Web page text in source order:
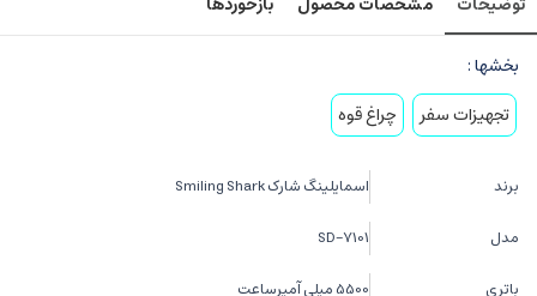
بخشها :
تجهیزات سفر
چراغ قوه
برند اسمایلینگ شارک Smiling Shark
مدل SD-7101
باتری 5500 میلی آمپرساعت